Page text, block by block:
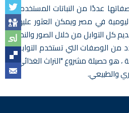
عددًا من النباتات المستخدمة
في مصر ويمكن العثور عليها
كل التوابل من خلال الصور والنص
من الوصفات التي تستخدم التوابل.
، هو حصيلة مشروع "التراث الغذائي"
والطبيعي.